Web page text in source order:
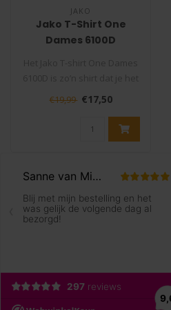
JAKO
Jako T-Shirt One
Dames 6100D
liefst elke dag dra..
€19,99 €17,50